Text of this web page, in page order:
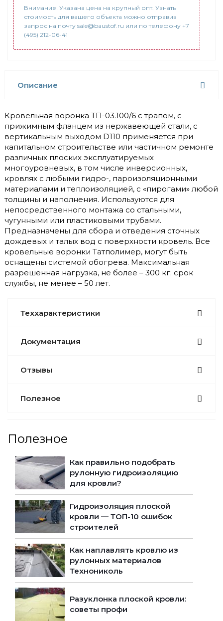
Внимание! Указана цена на крупный опт. Узнать
стоимость для вашего объекта можно отправив
запрос на почту sale@baustof.ru или по телефону +7
(495) 212-06-41
Описание
Кровельная воронка ТП-03.100/6 с трапом, с
прижимным фланцем из нержавеющей стали, с
вертикальным выходом D110 применяется при
капитальном строительстве или частичном ремонте
различных плоских эксплуатируемых
многоуровневых, в том числе инверсионных,
кровлях с любыми гидро-, пароизоляционными
материалами и теплоизоляцией, с «пирогами» любой
толщины и наполнения. Используются для
непосредственного монтажа со стальными,
чугунными или пластиковыми трубами.
Предназначены для сбора и отведения сточных
дождевых и талых вод с поверхности кровель. Все
кровельные воронки Татполимер, могут быть
оснащены системой обогрева. Максимальная
разрешенная нагрузка, не более – 300 кг; срок
службы, не менее – 50 лет.
Теххарактеристики
Документация
Отзывы
Полезное
Полезное
Как правильно подобрать
рулонную гидроизоляцию
для кровли?
Гидроизоляция плоской
кровли — ТОП-10 ошибок
строителей
Как наплавлять кровлю из
рулонных материалов
Технониколь
Разуклонка плоской кровли:
советы профи